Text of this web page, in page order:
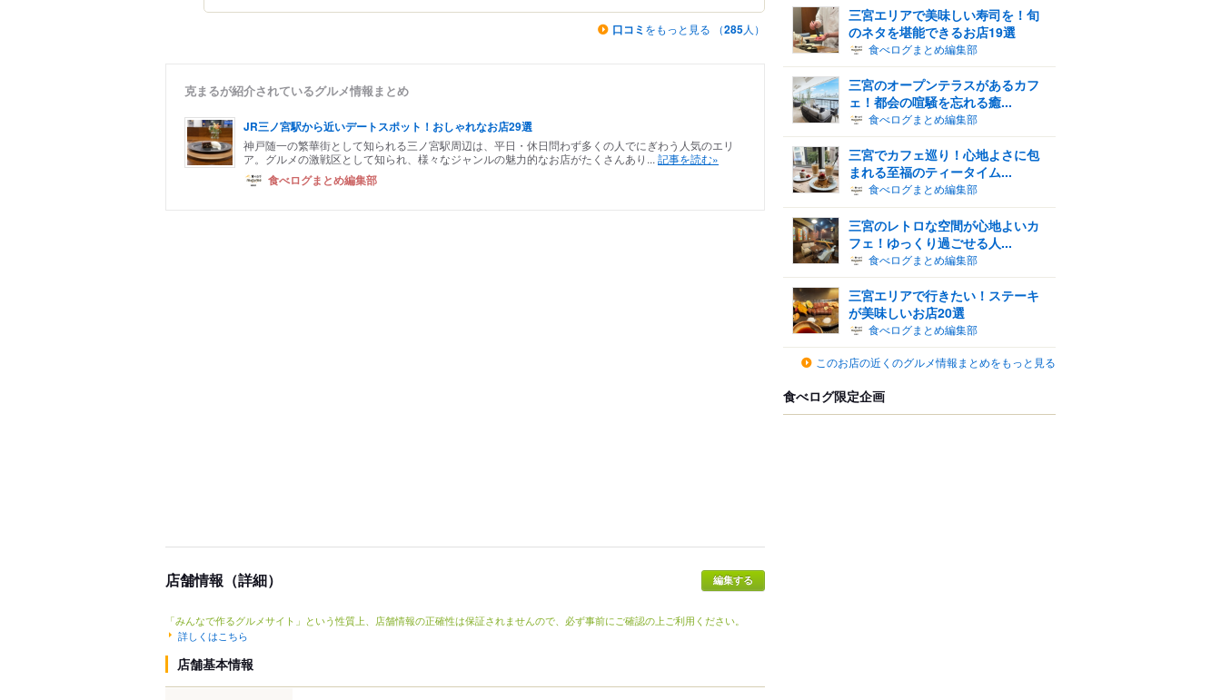
口コミ をもっと見る （285人）
克まるが紹介されているグルメ情報まとめ
JR三ノ宮駅から近いデートスポット！おしゃれなお店29選
神戸随一の繁華街として知られる三ノ宮駅周辺は、平日・休日問わず多くの人でにぎわう人気のエリ
ア。グルメの激戦区として知られ、様々なジャンルの魅力的なお店がたくさんあり... 記事を読む»
食べログまとめ編集部
店舗情報（詳細）
「みんなで作るグルメサイト」という性質上、店舗情報の正確性は保証されませんので、必ず事前にご確認の上ご利用ください。
詳しくはこちら
店舗基本情報
三宮エリアで美味しい寿司を！旬
のネタを堪能できるお店19選
食べログまとめ編集部
三宮のオープンテラスがあるカフ
ェ！都会の喧騒を忘れる癒...
食べログまとめ編集部
三宮でカフェ巡り！心地よさに包
まれる至福のティータイム...
食べログまとめ編集部
三宮のレトロな空間が心地よいカ
フェ！ゆっくり過ごせる人...
食べログまとめ編集部
三宮エリアで行きたい！ステーキ
が美味しいお店20選
食べログまとめ編集部
このお店の近くのグルメ情報まとめをもっと見る
食べログ限定企画